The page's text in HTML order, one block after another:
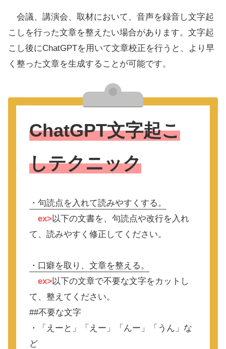
会議、講演会、取材において、音声を録音し文字起
こしを行った文章を整えたい場合があります。文字起
こし後にChatGPTを用いて文章校正を行うと、より早
く整った文章を生成することが可能です。
ChatGPT文字起こ
しテクニック
・句読点を入れて読みやすくする。
ex>以下の文書を、句読点や改行を入れ
て、読みやすく修正してください。
・口癖を取り、文章を整える。
ex>以下の文章で不要な文字をカットし
て、整えてください。
##不要な文字
・「えーと」「えー」「んー」「うん」な
ど